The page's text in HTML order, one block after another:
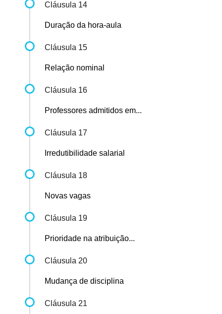
Cláusula 14
Duração da hora-aula
Cláusula 15
Relação nominal
Cláusula 16
Professores admitidos em...
Cláusula 17
Irredutibilidade salarial
Cláusula 18
Novas vagas
Cláusula 19
Prioridade na atribuição...
Cláusula 20
Mudança de disciplina
Cláusula 21